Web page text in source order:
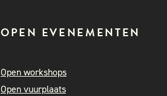
OPEN EVENEMENTEN
Open workshops
Open vuurplaats